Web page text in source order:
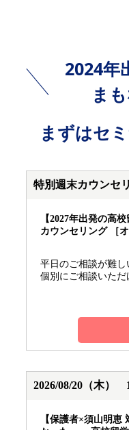
2024年
ま
まずはセ